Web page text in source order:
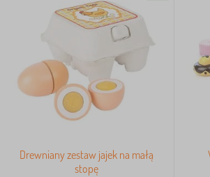
Drewniany zestaw jajek na małą
stopę